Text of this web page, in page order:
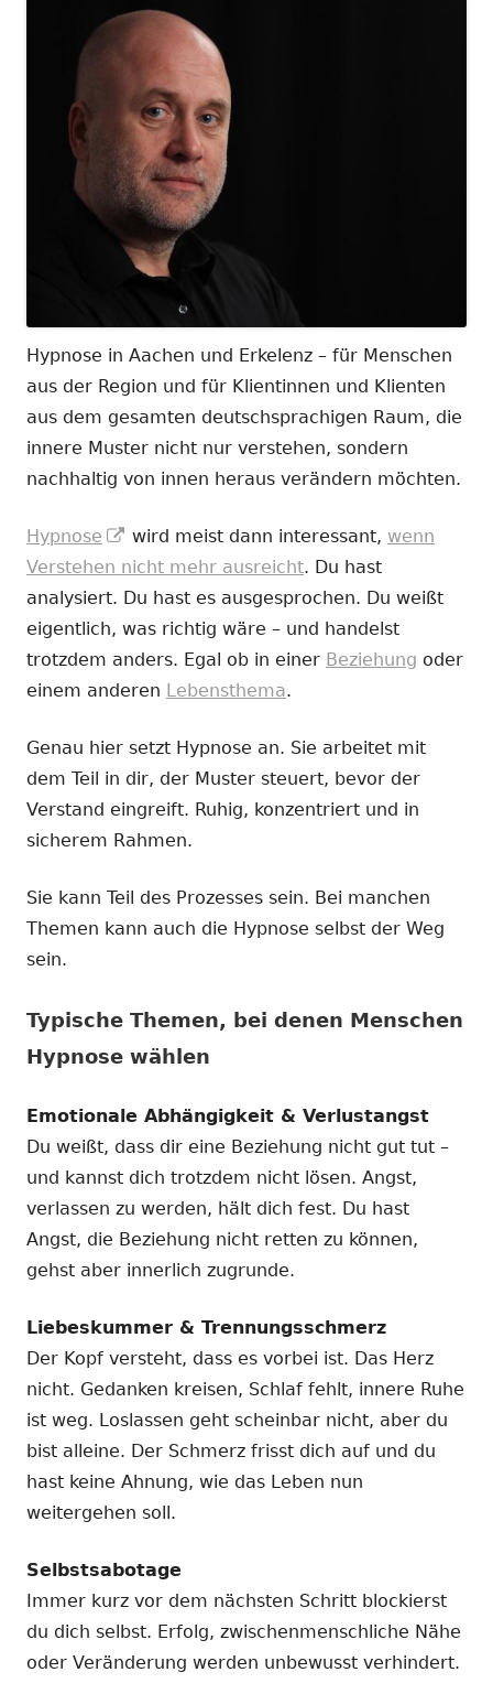
Hypnose in Aachen und Erkelenz – für Menschen
aus der Region und für Klientinnen und Klienten
aus dem gesamten deutschsprachigen Raum, die
innere Muster nicht nur verstehen, sondern
nachhaltig von innen heraus verändern möchten.
Hypnose
In
neuem
Fenster
öffnen
wird meist dann interessant, wenn
Verstehen nicht mehr ausreicht. Du hast
analysiert. Du hast es ausgesprochen. Du weißt
eigentlich, was richtig wäre – und handelst
trotzdem anders. Egal ob in einer Beziehung oder
einem anderen Lebensthema.
Genau hier setzt Hypnose an. Sie arbeitet mit
dem Teil in dir, der Muster steuert, bevor der
Verstand eingreift. Ruhig, konzentriert und in
sicherem Rahmen.
Sie kann Teil des Prozesses sein. Bei manchen
Themen kann auch die Hypnose selbst der Weg
sein.
Typische Themen, bei denen Menschen
Hypnose wählen
Emotionale Abhängigkeit & Verlustangst
Du weißt, dass dir eine Beziehung nicht gut tut –
und kannst dich trotzdem nicht lösen. Angst,
verlassen zu werden, hält dich fest. Du hast
Angst, die Beziehung nicht retten zu können,
gehst aber innerlich zugrunde.
Liebeskummer & Trennungsschmerz
Der Kopf versteht, dass es vorbei ist. Das Herz
nicht. Gedanken kreisen, Schlaf fehlt, innere Ruhe
ist weg. Loslassen geht scheinbar nicht, aber du
bist alleine. Der Schmerz frisst dich auf und du
hast keine Ahnung, wie das Leben nun
weitergehen soll.
Selbstsabotage
Immer kurz vor dem nächsten Schritt blockierst
du dich selbst. Erfolg, zwischenmenschliche Nähe
oder Veränderung werden unbewusst verhindert.